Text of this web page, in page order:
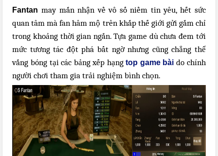
Fantan may mắn nhận về vô số niềm tin yêu, hết sức
quan tâm mà fan hâm mộ trên khắp thế giới gửi gắm chỉ
trong khoảng thời gian ngắn. Tựa game dù chưa đem tới
mức tương tác đột phá bất ngờ nhưng cũng chẳng thể
vắng bóng tại các bảng xếp hạngtop game bài do chính
người chơi tham gia trải nghiệm bình chọn.